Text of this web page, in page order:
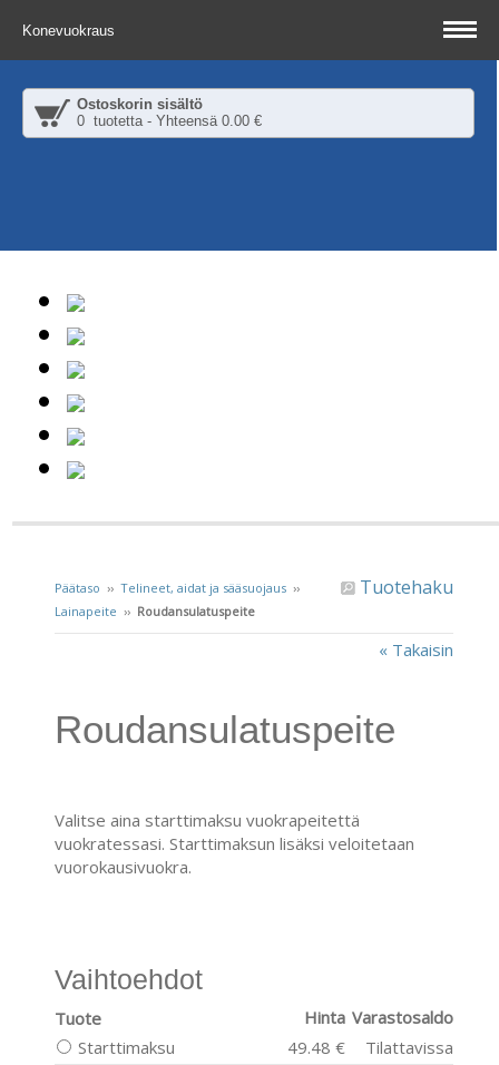
Konevuokraus
Ostoskorin sisältö
0 tuotetta - Yhteensä 0.00 €
Tuotehaku
Päätaso ›› Telineet, aidat ja sääsuojaus ››
Lainapeite ›› Roudansulatuspeite
« Takaisin
Roudansulatuspeite
Valitse aina starttimaksu vuokrapeitettä
vuokratessasi. Starttimaksun lisäksi veloitetaan
vuorokausivuokra.
Vaihtoehdot
Tuote Hinta Varastosaldo
Starttimaksu
49.48 €
Tilattavissa